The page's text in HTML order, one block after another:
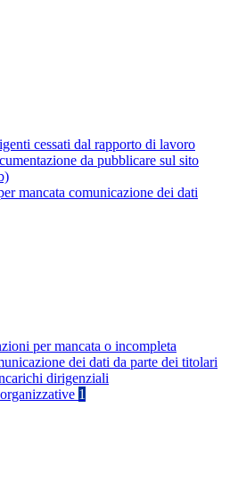
cessati dal rapporto di lavoro
da pubblicare sul sito
mancata comunicazione dei dati
per mancata o incompleta
dei dati da parte dei titolari
dirigenziali
1